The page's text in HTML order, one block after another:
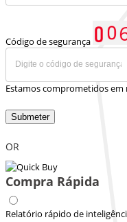
Código de segurança
Estamos comprometidos em
Submeter
OR
Compra Rápida
Relatório rápido de